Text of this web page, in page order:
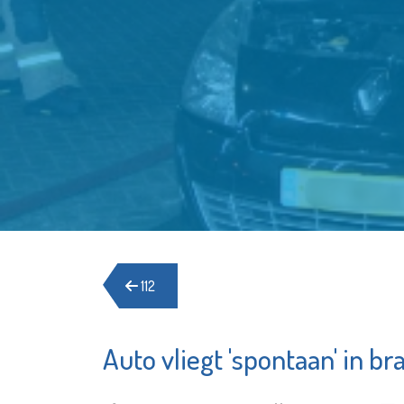
112
Auto vliegt 'spontaan' in
Argos Zorggroep
Het